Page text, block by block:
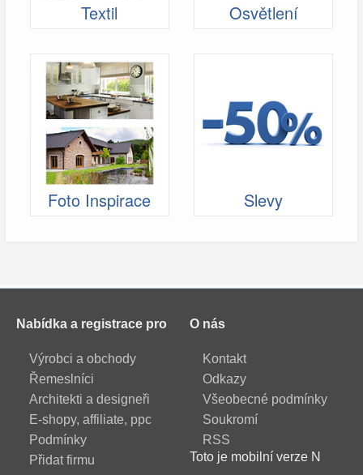
Textil Osvětlení
Foto Inspirace Slevy
Nabídka a registrace pro
Výrobci a obchody
Řemeslníci
Architekti a designeři
E-shopy, affiliate, ppc
Podmínky
Přidat firmu
O nás
Kontakt
Odkazy
Všeobecné podmínky
Soukromí
RSS
Toto je mobilní verze N